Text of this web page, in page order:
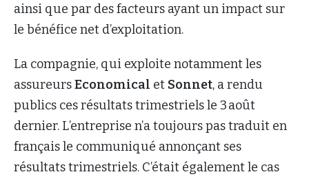
ainsi que par des facteurs ayant un impact sur
le bénéfice net d’exploitation.
La compagnie, qui exploite notamment les
assureursEconomical et Sonnet, a rendu
publics ces résultats trimestriels le 3 août
dernier. L’entreprise n’a toujours pas traduit en
français le communiqué annonçant ses
résultats trimestriels. C’était également le cas